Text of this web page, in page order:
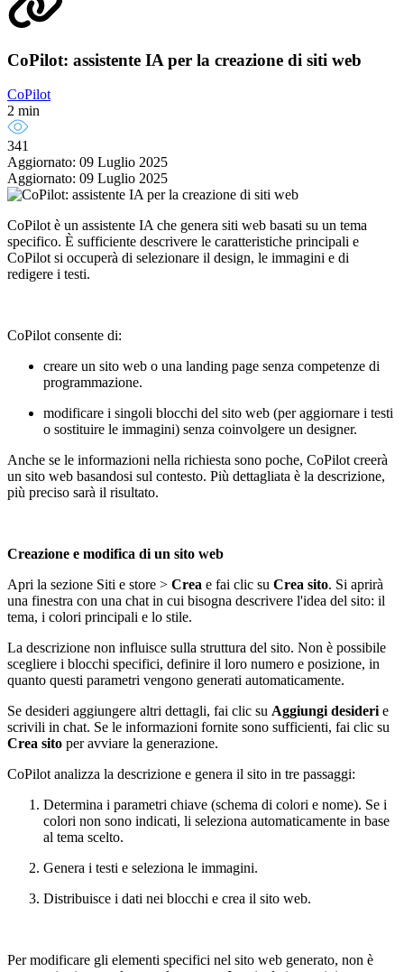
CoPilot: assistente IA per la creazione di siti web
CoPilot
2 min
341
Aggiornato: 09 Luglio 2025
Aggiornato: 09 Luglio 2025
CoPilot è un assistente IA che genera siti web basati su un tema
specifico. È sufficiente descrivere le caratteristiche principali e
CoPilot si occuperà di selezionare il design, le immagini e di
redigere i testi.
CoPilot consente di:
creare un sito web o una landing page senza competenze di
programmazione.
modificare i singoli blocchi del sito web (per aggiornare i testi
o sostituire le immagini) senza coinvolgere un designer.
Anche se le informazioni nella richiesta sono poche, CoPilot creerà
un sito web basandosi sul contesto. Più dettagliata è la descrizione,
più preciso sarà il risultato.
Creazione e modifica di un sito web
Apri la sezione Siti e store > Crea e fai clic su Crea sito. Si aprirà
una finestra con una chat in cui bisogna descrivere l'idea del sito: il
tema, i colori principali e lo stile.
La descrizione non influisce sulla struttura del sito. Non è possibile
scegliere i blocchi specifici, definire il loro numero e posizione, in
quanto questi parametri vengono generati automaticamente.
Se desideri aggiungere altri dettagli, fai clic su Aggiungi desiderie
scrivili in chat. Se le informazioni fornite sono sufficienti, fai clic su
Crea sito per avviare la generazione.
CoPilot analizza la descrizione e genera il sito in tre passaggi:
Determina i parametri chiave (schema di colori e nome). Se i
colori non sono indicati, li seleziona automaticamente in base
al tema scelto.
Genera i testi e seleziona le immagini.
Distribuisce i dati nei blocchi e crea il sito web.
Per modificare gli elementi specifici nel sito web generato, non è